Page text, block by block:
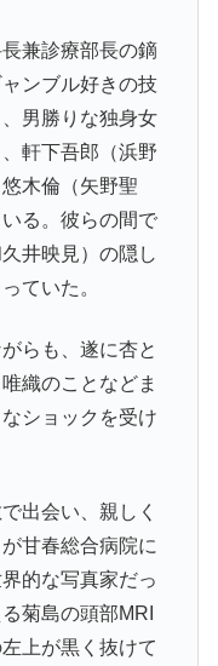
兼診療部長の鏑
ンブル好きの技
、男勝りな独身女
、軒下吾郎（浜野
木倫（矢野聖
る。彼らの間で
井映見） の隠し
ていた。
らも、遂に杏と
織のことなどま
ショックを受け
出会い、親しく
甘春総合病院に
的な写真家だっ
菊島の頭部MRI
上が黒く抜けて